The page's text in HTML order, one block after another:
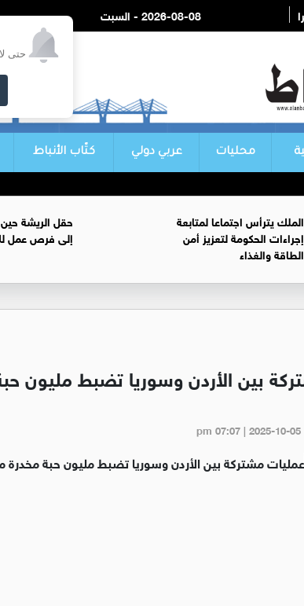
حتى
2026-08-08 - السبت
محليات عربي دولي كتّاب الأنباط
الملك يترأس اجتماعا لمتابعة
إجراءات الحكومة لتعزيز أمن
الطاقة والغذاء
حقل الريشة حين
إلى فرص عمل
بين الأردن وسوريا تضبط مليون